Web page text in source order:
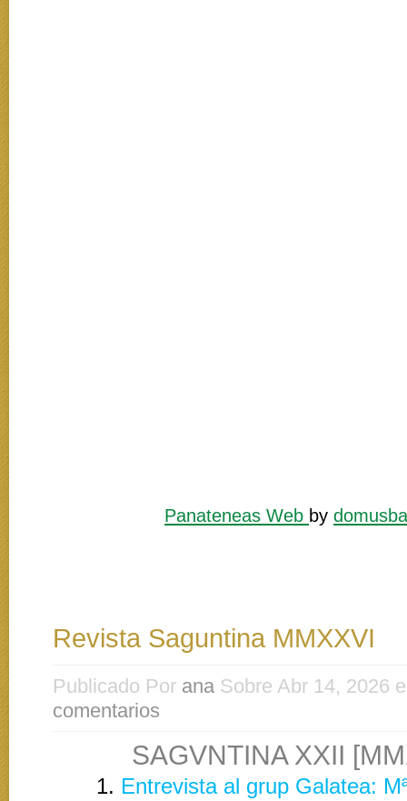
Panateneas Web by
Revista Saguntina MMXXVI
Publicado Por ana Sobre Abr 14, 2026
comentarios
SAGVNTINA XXII
1. Entrevista al grup Galatea: